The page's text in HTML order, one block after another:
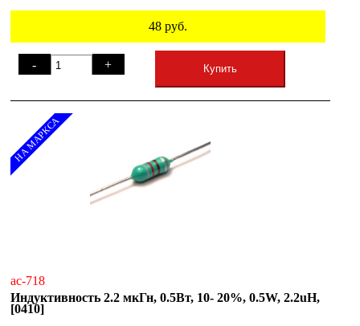
48 руб.
- + Купить
НА МАРКСА
ac-718
Индуктивность 2.2 мкГн, 0.5Вт, 10- 20%, 0.5W, 2.2uH,
[0410]